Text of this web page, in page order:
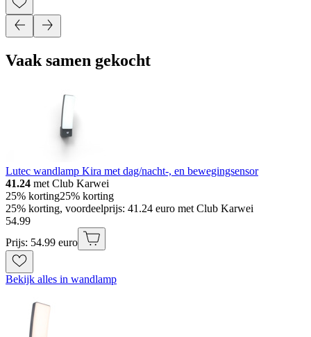
Vaak samen gekocht
Lutec wandlamp Kira met dag/nacht-, en bewegingsensor
41.24 met Club Karwei
25% korting25% korting
25% korting, voordeelprijs: 41.24 euro met Club Karwei
54.99
Prijs: 54.99 euro
Bekijk alles in wandlamp